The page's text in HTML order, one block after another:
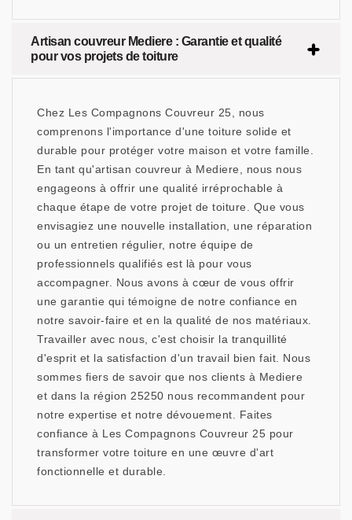
Artisan couvreur Mediere : Garantie et qualité
pour vos projets de toiture
Chez Les Compagnons Couvreur 25, nous
comprenons l'importance d'une toiture solide et
durable pour protéger votre maison et votre famille.
En tant qu'artisan couvreur à Mediere, nous nous
engageons à offrir une qualité irréprochable à
chaque étape de votre projet de toiture. Que vous
envisagiez une nouvelle installation, une réparation
ou un entretien régulier, notre équipe de
professionnels qualifiés est là pour vous
accompagner. Nous avons à cœur de vous offrir
une garantie qui témoigne de notre confiance en
notre savoir-faire et en la qualité de nos matériaux.
Travailler avec nous, c'est choisir la tranquillité
d'esprit et la satisfaction d'un travail bien fait. Nous
sommes fiers de savoir que nos clients à Mediere
et dans la région 25250 nous recommandent pour
notre expertise et notre dévouement. Faites
confiance à Les Compagnons Couvreur 25 pour
transformer votre toiture en une œuvre d'art
fonctionnelle et durable.